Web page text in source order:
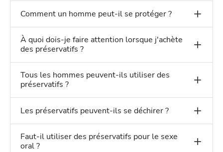
Comment un homme peut-il se protéger ?
À quoi dois-je faire attention lorsque j'achète
des préservatifs ?
Tous les hommes peuvent-ils utiliser des
préservatifs ?
Les préservatifs peuvent-ils se déchirer ?
Faut-il utiliser des préservatifs pour le sexe
oral ?